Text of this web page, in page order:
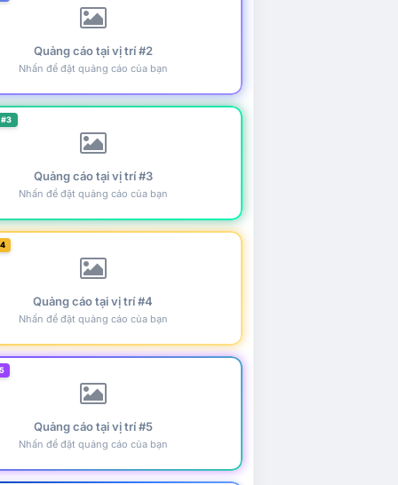
Quảng cáo tại vị trí #2
Nhấn để đặt quảng cáo của bạn
Quảng cáo tại vị trí #3
Nhấn để đặt quảng cáo của bạn
Quảng cáo tại vị trí #4
Nhấn để đặt quảng cáo của bạn
Quảng cáo tại vị trí #5
Nhấn để đặt quảng cáo của bạn